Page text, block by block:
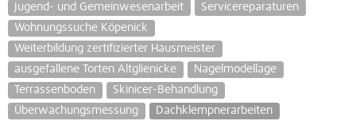
Jugend- und Gemeinwesenarbeit
Servicereparaturen
Wohnungssuche Köpenick
Weiterbildung zertifizierter Hausmeister
ausgefallene Torten Altglienicke
Nagelmodellage
Terrassenboden
Skinicer-Behandlung
Überwachungsmessung
Dachklempnerarbeiten